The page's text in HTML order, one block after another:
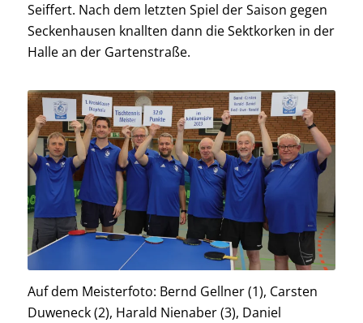
Seiffert. Nach dem letzten Spiel der Saison gegen
Seckenhausen knallten dann die Sektkorken in der
Halle an der Gartenstraße.
Auf dem Meisterfoto: Bernd Gellner (1), Carsten
Duweneck (2), Harald Nienaber (3), Daniel